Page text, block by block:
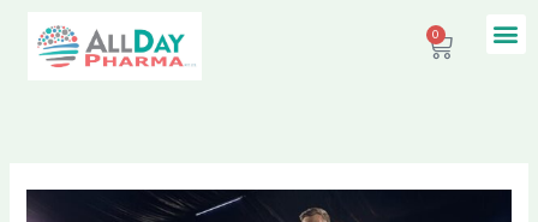
0
Cart